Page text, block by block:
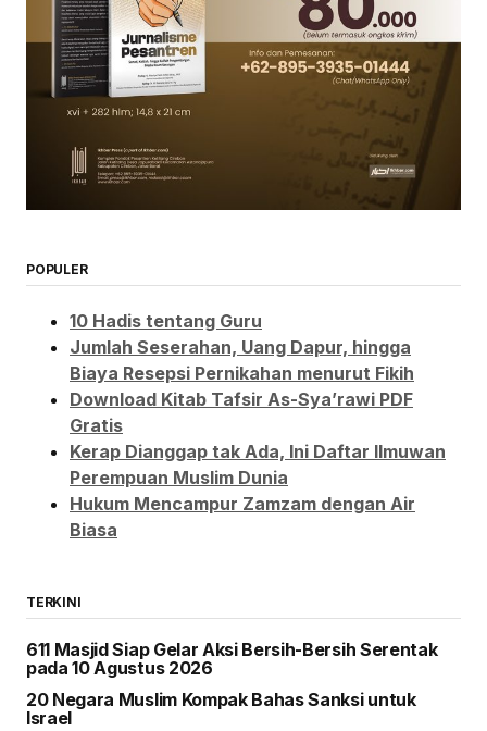
POPULER
10 Hadis tentang Guru
Jumlah Seserahan, Uang Dapur, hingga
Biaya Resepsi Pernikahan menurut Fikih
Download Kitab Tafsir As-Sya’rawi PDF
Gratis
Kerap Dianggap tak Ada, Ini Daftar Ilmuwan
Perempuan Muslim Dunia
Hukum Mencampur Zamzam dengan Air
Biasa
TERKINI
611 Masjid Siap Gelar Aksi Bersih-Bersih Serentak
pada 10 Agustus 2026
20 Negara Muslim Kompak Bahas Sanksi untuk
Israel